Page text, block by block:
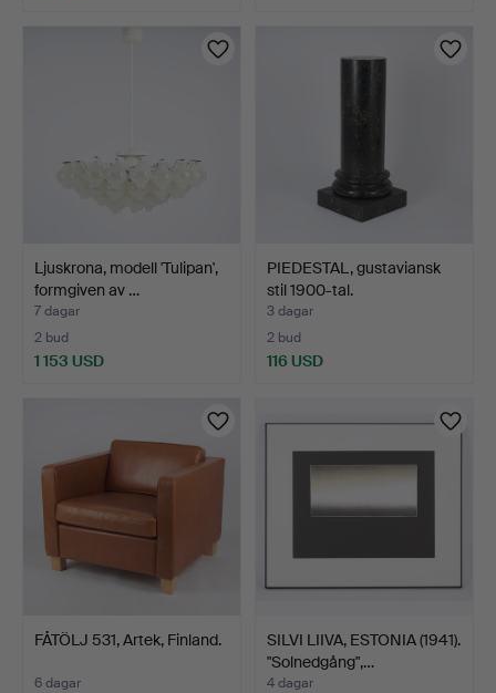
Ljuskrona, modell 'Tulipan',
formgiven av …
7 dagar
2 bud
1 153 USD
PIEDESTAL, gustaviansk
stil 1900-tal.
3 dagar
2 bud
116 USD
FÅTÖLJ 531, Artek, Finland.
6 dagar
SILVI LIIVA, ESTONIA (1941).
"Solnedgång",…
4 dagar